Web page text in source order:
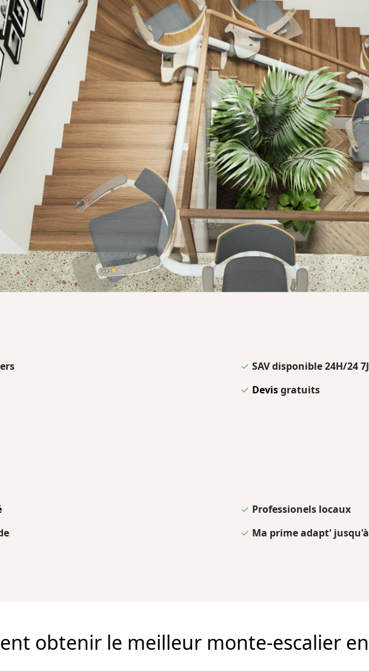
✓ SAV disponible 24H/24
✓ Devisgratuits
✓ Professionels locaux
✓ Ma prime adapt'
obtenir le meilleur monte-escalier